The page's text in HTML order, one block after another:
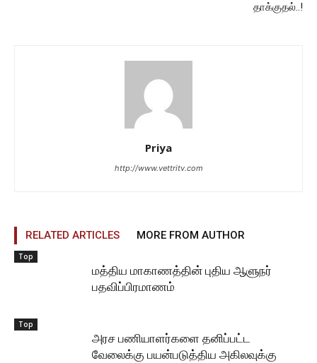
தாக்குதல்..!
Priya
http://www.vettritv.com
RELATED ARTICLES MORE FROM AUTHOR
Top
மத்திய மாகாணத்தின் புதிய ஆளுநர்
பதவிப்பிரமாணம்
Top
அரச பணியாளர்களை தனிப்பட்ட
வேலைக்கு பயன்படுத்திய அகிலவுக்கு